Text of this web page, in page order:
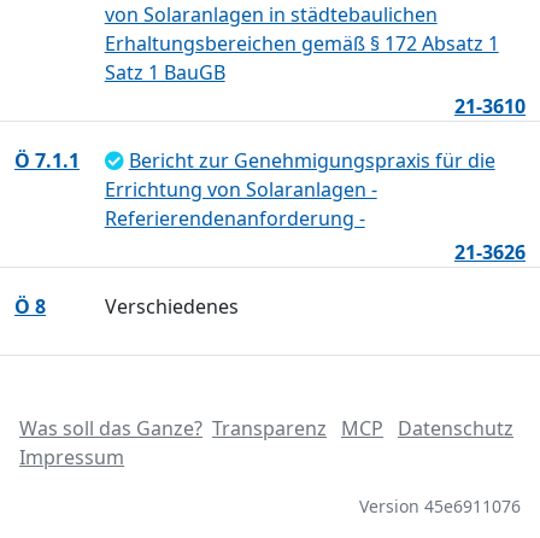
von Solaranlagen in städtebaulichen
Erhaltungsbereichen gemäß § 172 Absatz 1
Satz 1 BauGB
21-3610
Ö 7.1.1
Bericht zur Genehmigungspraxis für die
Errichtung von Solaranlagen -
Referierendenanforderung -
21-3626
Ö 8 Verschiedenes
Was soll das Ganze? Transparenz MCP
Datenschutz
Impressum
Version 45e6911076